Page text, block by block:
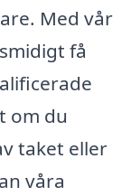
Med vår
få
om du
taket eller
våra